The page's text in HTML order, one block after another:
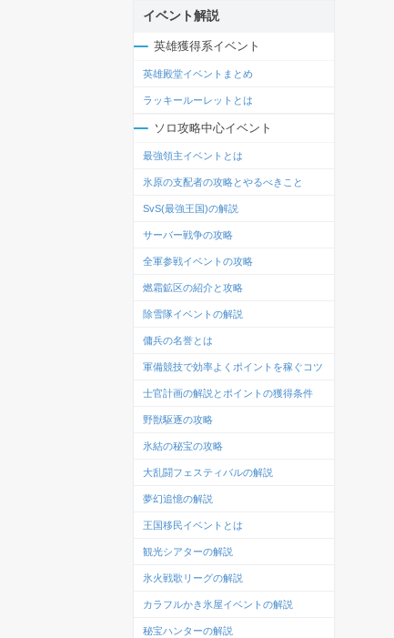
イベント解説
英雄獲得系イベント
英雄殿堂イベントまとめ
ラッキールーレットとは
ソロ攻略中心イベント
最強領主イベントとは
氷原の支配者の攻略とやるべきこと
SvS(最強王国)の解説
サーバー戦争の攻略
全軍参戦イベントの攻略
燃霜鉱区の紹介と攻略
除雪隊イベントの解説
傭兵の名誉とは
軍備競技で効率よくポイントを稼ぐコツ
士官計画の解説とポイントの獲得条件
野獣駆逐の攻略
氷結の秘宝の攻略
大乱闘フェスティバルの解説
夢幻追憶の解説
王国移民イベントとは
観光シアターの解説
氷火戦歌リーグの解説
カラフルかき氷屋イベントの解説
秘宝ハンターの解説